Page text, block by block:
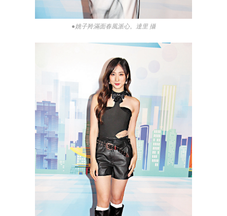
●姚子羚滿面春風派心。達里 攝